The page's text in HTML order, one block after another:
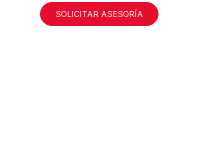
SOLICITAR ASESORÍA